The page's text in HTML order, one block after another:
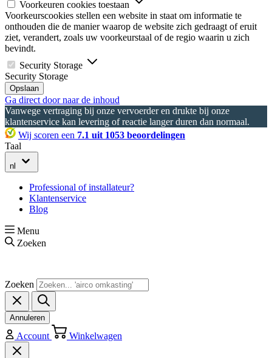
Voorkeuren cookies toestaan
Voorkeurscookies stellen een website in staat om informatie te
onthouden die de manier waarop de website zich gedraagt of eruit
ziet, verandert, zoals uw voorkeurstaal of de regio waarin u zich
bevindt.
Security Storage
Security Storage
Opslaan
Ga direct door naar de inhoud
Vanwege vertraging bij onze vervoerder en drukte bij onze
klantenservice kan levering of reactie langer duren dan normaal.
Wij scoren een 7.1 uit 1053 beoordelingen
Taal
nl
Professional of installateur?
Klantenservice
Blog
Menu
Zoeken
Zoeken
Annuleren
Account Winkelwagen